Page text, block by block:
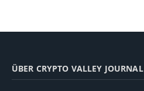
ÜBER CRYPTO VALLEY JOURNAL